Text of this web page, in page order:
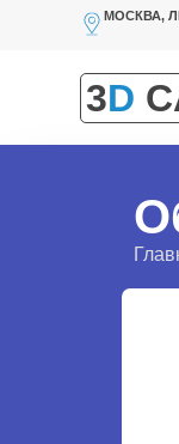
МОСКВА,
3D